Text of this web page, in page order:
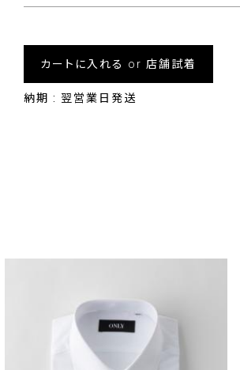
カートに入れる or 店舗試着
納期 : 翌営業日発送